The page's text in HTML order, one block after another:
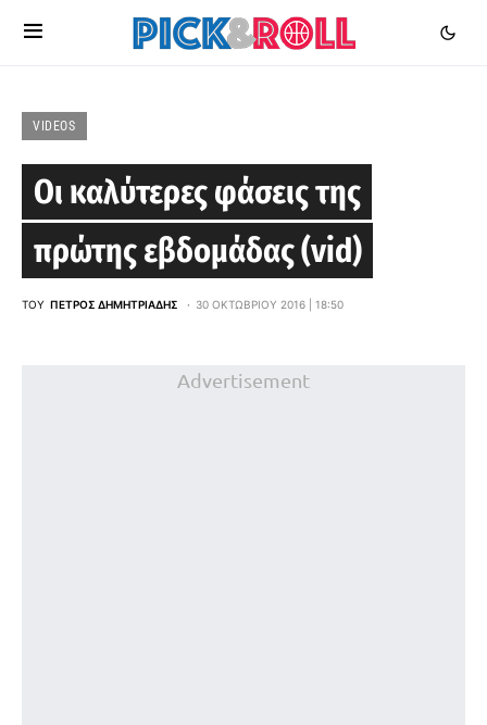
VIDEOS
Οι καλύτερες φάσεις της
πρώτης εβδομάδας (vid)
ΤΟΥ ΠΈΤΡΟΣ ΔΗΜΗΤΡΙΆΔΗΣ 30 ΟΚΤΩΒΡΊΟΥ 2016 | 18:50
Advertisement